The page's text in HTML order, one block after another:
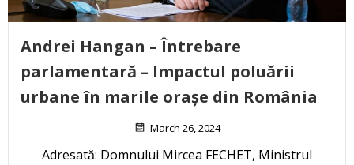
Andrei Hangan – Întrebare
parlamentară – Impactul poluării
urbane în marile orașe din România
March 26, 2024
Adresată: Domnului Mircea FECHET, Ministrul